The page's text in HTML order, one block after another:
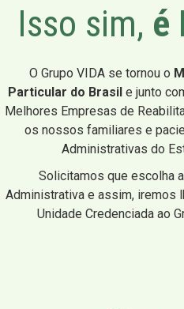
Isso sim, é
O Grupo VIDA se tornou o
Particular do Brasil e junto
Melhores Empresas de
os nossos familiares e
Administrativas do
Solicitamos que escolha
Administrativa e assim, iremos
Unidade Credenciada ao